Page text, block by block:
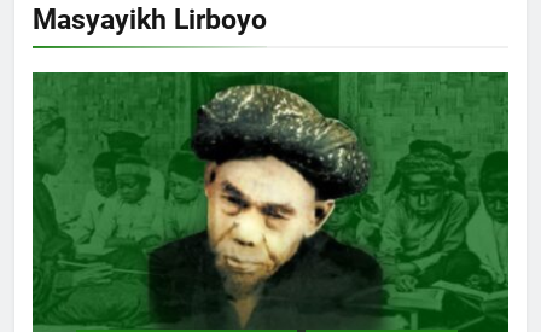
Masyayikh Lirboyo